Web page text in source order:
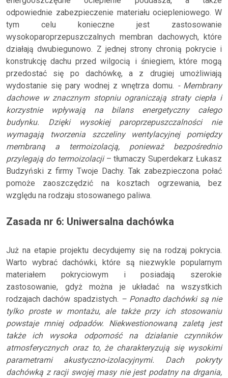
odpowiednie zabezpieczenie materiału ociepleniowego. W
tym celu konieczne jest zastosowanie
wysokoparoprzepuszczalnych membran dachowych, które
działają dwubiegunowo. Z jednej strony chronią pokrycie i
konstrukcję dachu przed wilgocią i śniegiem, które mogą
przedostać się po dachówkę, a z drugiej umożliwiają
wydostanie się pary wodnej z wnętrza domu. - Membrany
dachowe w znacznym stopniu ograniczają straty ciepła i
korzystnie wpływają na bilans energetyczny całego
budynku. Dzięki wysokiej paroprzepuszczalności nie
wymagają tworzenia szczeliny wentylacyjnej pomiędzy
membraną a termoizolacją, ponieważ bezpośrednio
przylegają do termoizolacji – tłumaczy Superdekarz Łukasz
Budzyński z firmy Twoje Dachy. Tak zabezpieczona połać
pomoże zaoszczędzić na kosztach ogrzewania, bez
względu na rodzaju stosowanego paliwa.
Zasada nr 6: Uniwersalna dachówka
Już na etapie projektu decydujemy się na rodzaj pokrycia.
Warto wybrać dachówki, które są niezwykle popularnym
materiałem pokryciowym i posiadają szerokie
zastosowanie, gdyż można je układać na wszystkich
rodzajach dachów spadzistych. – Ponadto dachówki są nie
tylko proste w montażu, ale także przy ich stosowaniu
powstaje mniej odpadów. Niekwestionowaną zaletą jest
także ich wysoka odporność na działanie czynników
atmosferycznych oraz to, że charakteryzują się wysokimi
parametrami akustyczno-izolacyjnymi. Dach pokryty
dachówką z racji swojej masy nie jest podatny na drgania,